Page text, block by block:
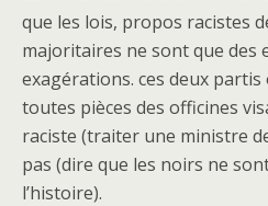
que les lois, propos racistes
majoritaires ne sont que des
exagérations. ces deux partis
toutes pièces des officines
raciste (traiter une ministre
pas (dire que les noirs ne
l’histoire).